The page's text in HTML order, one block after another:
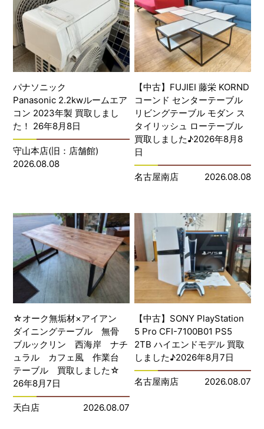
パナソニック
Panasonic 2.2kwルームエア
コン 2023年製 買取しまし
た！ 26年8月8日
守山本店(旧：店舗館)
2026.08.08
【中古】FUJIEI 藤栄 KORND
コーンド センターテーブル
リビングテーブル モダン ス
タイリッシュ ローテーブル
買取しました♪2026年8月8
日
名古屋南店 2026.08.08
☆オーク無垢材×アイアン
ダイニングテーブル 無骨
ブルックリン 西海岸 ナチ
ュラル カフェ風 作業台
テーブル 買取しました☆
26年8月7日
天白店 2026.08.07
【中古】SONY PlayStation
5 Pro CFI-7100B01 PS5
2TB ハイエンドモデル 買取
しました♪2026年8月7日
名古屋南店 2026.08.07